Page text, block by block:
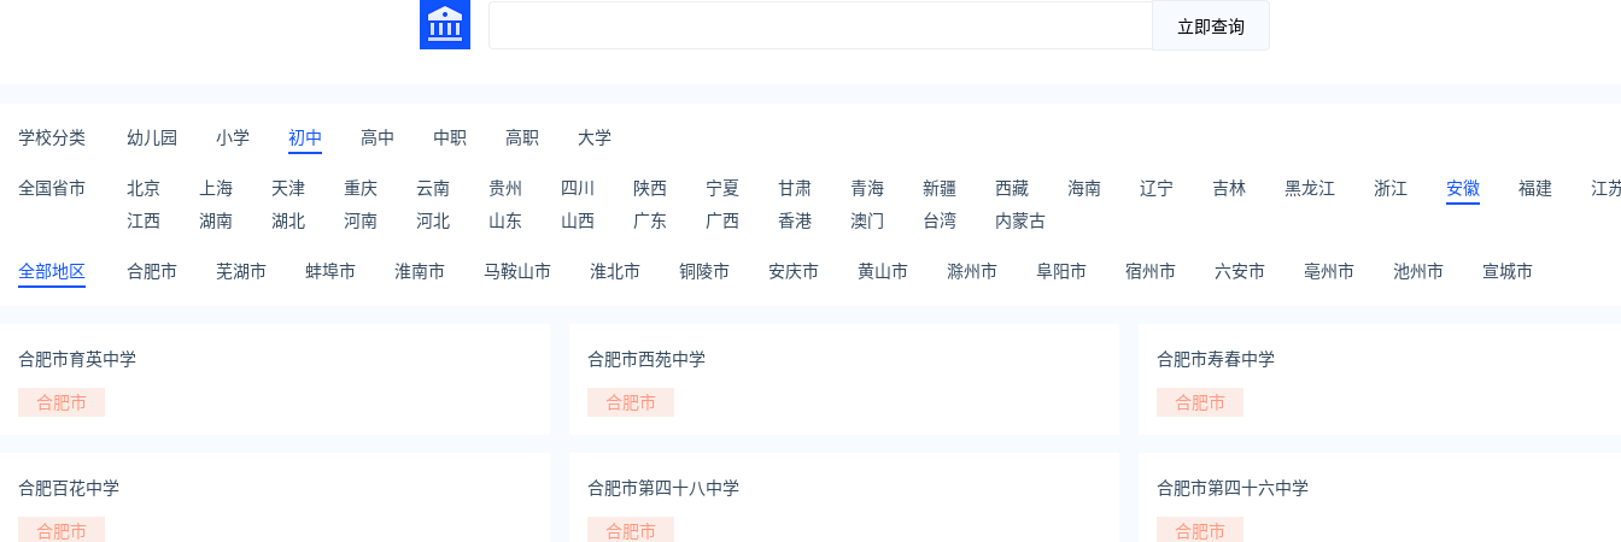
立即查询
学校分类 幼儿园 小学 初中 高中 中职 高职 大学
全国省市 北京 上海 天津 重庆 云南 贵州 四川 陕西 宁夏 甘肃 青海 新疆 西藏 海南 辽宁 吉林 黑龙江 浙江 安徽 福建
江
江西
湖南 湖北 河南 河北 山东 山西 广东 广西 香港 澳门 台湾 内蒙古
全部地区 合肥市 芜湖市 蚌埠市 淮南市 马鞍山市 淮北市 铜陵市 安庆市 黄山市 滁州市 阜阳市 宿州市 六安市 亳州市 池州市 宣城市
合肥市育英中学
合肥市
合肥市西苑中学
合肥市
合肥市寿春中学
合肥市
合肥百花中学
合肥市
合肥市第四十八中学
合肥市
合肥市第四十六中学
合肥市